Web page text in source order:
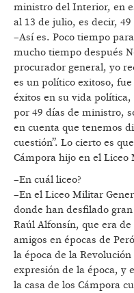
ministro del Interior, en
al 13 de julio, es decir, 49
–Así es. Poco tiempo
mucho tiempo después
procurador general, yo
es un político exitoso,
éxitos en su vida
por 49 días de ministro,
en cuenta que tenemos
cuestión”. Lo cierto es
Cámpora hijo en el Liceo
–En cuál liceo?
–En el Liceo Militar
donde han desfilado
Raúl Alfonsín, que era
amigos en épocas de
la época de la
expresión de la época, y
la casa de los Cámpora